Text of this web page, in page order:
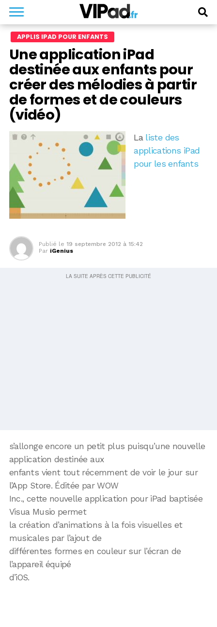
APPLIS IPAD POUR ENFANTS
Une application iPad
destinée aux enfants pour
créer des mélodies à partir
de formes et de couleurs
(vidéo)
La liste des
applications iPad
pour les enfants
Publié le 19 septembre 2012 à 15:42
Par iGenius
s’allonge encore un petit plus puisqu’une nouvelle
application destinée aux
enfants vient tout récemment de voir le jour sur
l’App Store. Éditée par WOW
Inc., cette nouvelle application pour iPad baptisée
Visua Musio permet
la création d’animations à la fois visuelles et
musicales par l’ajout de
différentes formes en couleur sur l’écran de
l’appareil équipé
d’iOS.